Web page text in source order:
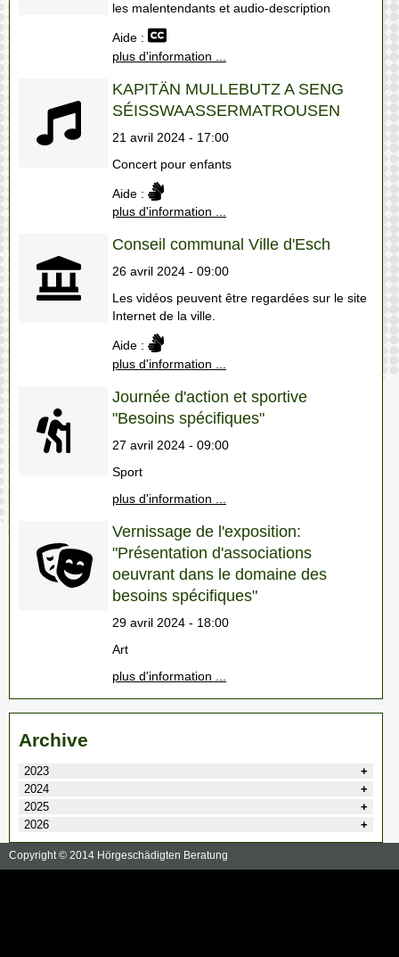
les malentendants et audio-description
Aide :
plus d'information ...
KAPITÄN MULLEBUTZ A SENG
SÉISSWAASSERMATROUSEN
21 avril 2024 - 17:00
Concert pour enfants
Aide :
plus d'information ...
Conseil communal Ville d'Esch
26 avril 2024 - 09:00
Les vidéos peuvent être regardées sur le site
Internet de la ville.
Aide :
plus d'information ...
Journée d'action et sportive
"Besoins spécifiques"
27 avril 2024 - 09:00
Sport
plus d'information ...
Vernissage de l'exposition:
"Présentation d'associations
oeuvrant dans le domaine des
besoins spécifiques"
29 avril 2024 - 18:00
Art
plus d'information ...
Archive
2023
2024
2025
2026
Copyright © 2014 Hörgeschädigten Beratung